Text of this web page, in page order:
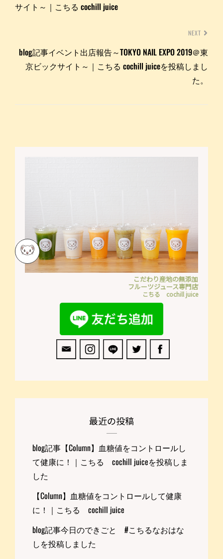
サイト～｜こちる cochill juice
NEXT
blog記事イベント出店報告～TOKYO NAIL EXPO 2019＠東
京ビックサイト～｜こちる cochill juiceを投稿しまし
た。
こだわり産地の無添加
フルーツジュース専門店
こちる cochill juice
最近の投稿
blog記事【Column】血糖値をコントロールし
て健康に！｜こちる cochill juiceを投稿しま
した
【Column】血糖値をコントロールして健康
に！｜こちる cochill juice
blog記事今日のできごと #こちるなおはな
しを投稿しました